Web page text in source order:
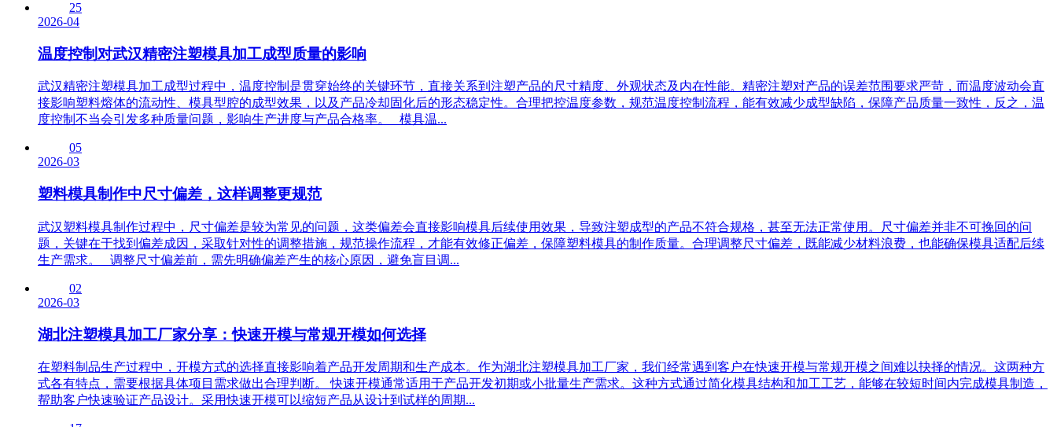
25
2026-04
温度控制对武汉精密注塑模具加工成型质量的影响
武汉精密注塑模具加工成型过程中，温度控制是贯穿始终的关键环节，直接关系到注塑产品的尺寸精度、外观状态及内在性能。精密注塑对产品的误差范围要求严苛，而温度波动会直
接影响塑料熔体的流动性、模具型腔的成型效果，以及产品冷却固化后的形态稳定性。合理把控温度参数，规范温度控制流程，能有效减少成型缺陷，保障产品质量一致性，反之，温
度控制不当会引发多种质量问题，影响生产进度与产品合格率。 模具温...
05
2026-03
塑料模具制作中尺寸偏差，这样调整更规范
武汉塑料模具制作过程中，尺寸偏差是较为常见的问题，这类偏差会直接影响模具后续使用效果，导致注塑成型的产品不符合规格，甚至无法正常使用。尺寸偏差并非不可挽回的问
题，关键在于找到偏差成因，采取针对性的调整措施，规范操作流程，才能有效修正偏差，保障塑料模具的制作质量。合理调整尺寸偏差，既能减少材料浪费，也能确保模具适配后续
生产需求。 调整尺寸偏差前，需先明确偏差产生的核心原因，避免盲目调...
02
2026-03
湖北注塑模具加工厂家分享：快速开模与常规开模如何选择
在塑料制品生产过程中，开模方式的选择直接影响着产品开发周期和生产成本。作为湖北注塑模具加工厂家，我们经常遇到客户在快速开模与常规开模之间难以抉择的情况。这两种方
式各有特点，需要根据具体项目需求做出合理判断。 快速开模通常适用于产品开发初期或小批量生产需求。这种方式通过简化模具结构和加工工艺，能够在较短时间内完成模具制造，
帮助客户快速验证产品设计。采用快速开模可以缩短产品从设计到试样的周期...